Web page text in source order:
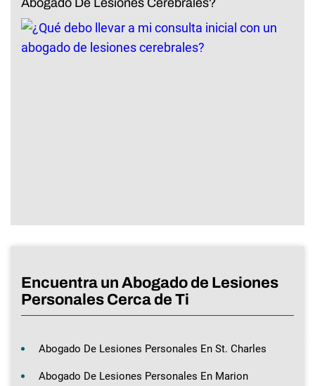
Encuentra un Abogado de Lesiones
Personales Cerca de Ti
Abogado De Lesiones Personales En St. Charles
Abogado De Lesiones Personales En Marion